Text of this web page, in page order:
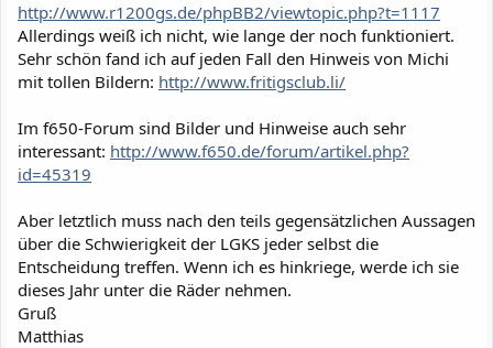
http://www.r1200gs.de/phpBB2/viewtopic.php?t=1117
Allerdings weiß ich nicht, wie lange der noch funktioniert.
Sehr schön fand ich auf jeden Fall den Hinweis von Michi
mit tollen Bildern: http://www.fritigsclub.li/
Im f650-Forum sind Bilder und Hinweise auch sehr
interessant: http://www.f650.de/forum/artikel.php?
id=45319
Aber letztlich muss nach den teils gegensätzlichen Aussagen
über die Schwierigkeit der LGKS jeder selbst die
Entscheidung treffen. Wenn ich es hinkriege, werde ich sie
dieses Jahr unter die Räder nehmen.
Gruß
Matthias